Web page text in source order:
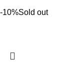
-10%Sold out